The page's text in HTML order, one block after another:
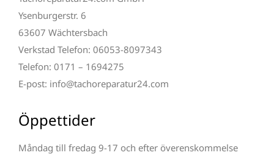
Ysenburgerstr. 6
63607 Wächtersbach
Verkstad Telefon: 06053-8097343
Telefon: 0171 – 1694275
E-post: info@tachoreparatur24.com
Öppettider
Måndag till fredag 9-17 och efter överenskommelse